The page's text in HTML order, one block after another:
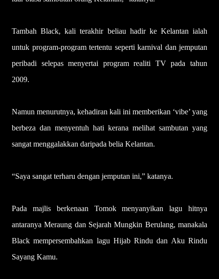
Tambah Black, kali terakhir beliau hadir ke Kelantan ialah
untuk program-program tertentu seperti karnival dan jemputan
peribadi selepas menyertai program realiti TV pada tahun
2009.
Namun menurutnya, kehadiran kali ini memberikan ‘vibe’ yang
berbeza dan menyentuh hati kerana melihat sambutan yang
sangat menggalakkan daripada belia Kelantan.
“Saya sangat terharu dengan jemputan ini,” katanya.
Pada majlis berkenaan Tomok menyanyikan lagu hitnya
antaranya Meraung dan Sejarah Mungkin Berulang, manakala
Black mempersembahkan lagu Hijab Rindu dan Aku Rindu
Sayang Kamu.